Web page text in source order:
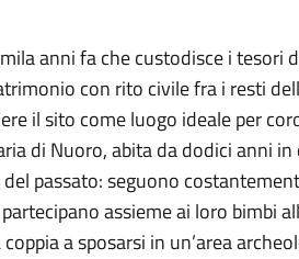
anni fa che custodisce i tesori
con rito civile fra i resti
il sito come luogo ideale per
di Nuoro, abita da dodici anni in
passato: seguono
assieme ai loro bimbi
a sposarsi in un’area